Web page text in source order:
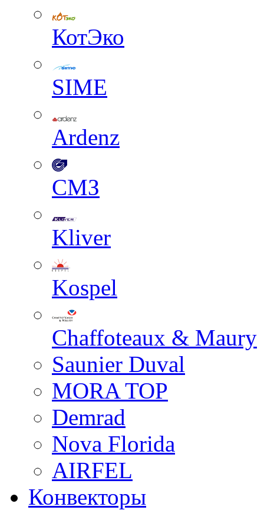
КотЭко
SIME
Ardenz
СМЗ
Kliver
Kospel
Chaffoteaux & Maury
Saunier Duval
MORA TOP
Demrad
Nova Florida
AIRFEL
Конвекторы